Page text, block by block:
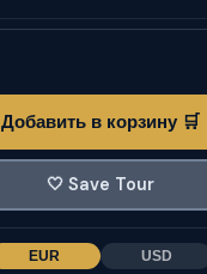
Добавить в корзину 🛒
🤍 Save Tour
EUR USD